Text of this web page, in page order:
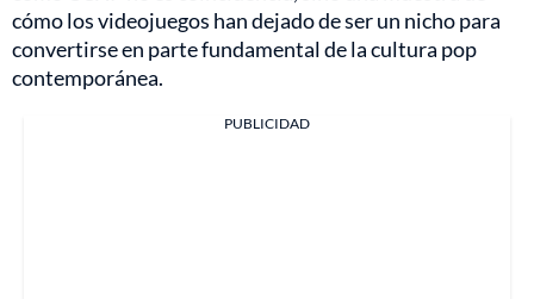
cómo los videojuegos han dejado de ser un nicho para
convertirse en parte fundamental de la cultura pop
contemporánea.
PUBLICIDAD